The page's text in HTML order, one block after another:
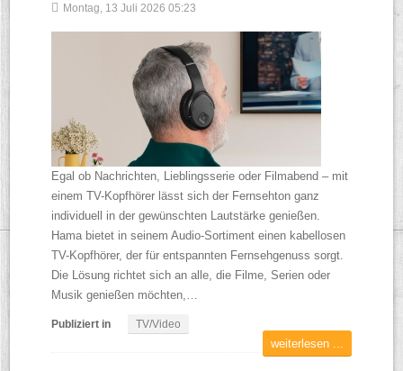
Montag, 13 Juli 2026 05:23
Egal ob Nachrichten, Lieblingsserie oder Filmabend – mit
einem TV-Kopfhörer lässt sich der Fernsehton ganz
individuell in der gewünschten Lautstärke genießen.
Hama bietet in seinem Audio-Sortiment einen kabellosen
TV-Kopfhörer, der für entspannten Fernsehgenuss sorgt.
Die Lösung richtet sich an alle, die Filme, Serien oder
Musik genießen möchten,…
Publiziert in TV/Video
weiterlesen ...